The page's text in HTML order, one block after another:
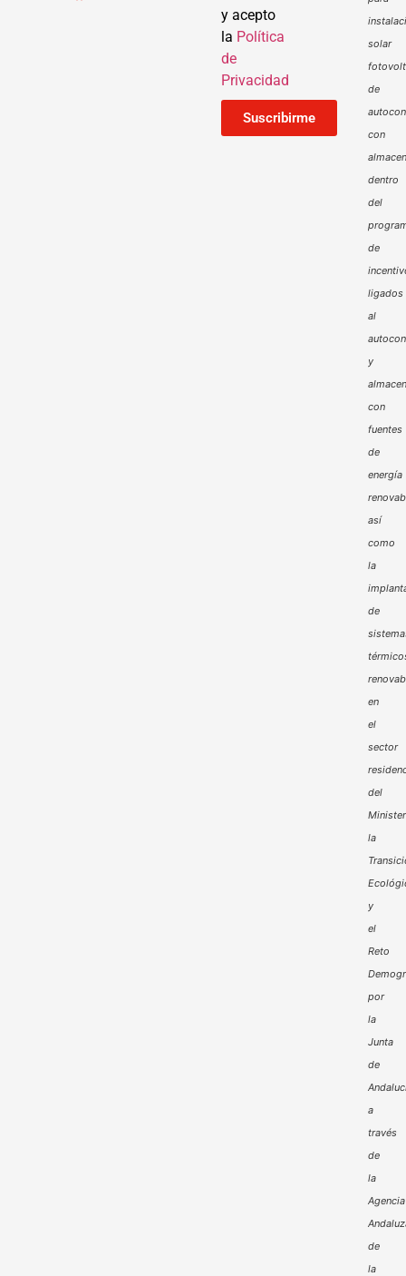
y acepto
la Política
de
Privacidad
Suscribirme
solar
de
con
dentro
del
de
ligados
al
y
con
fuentes
de
energía
así
como
la
de
en
el
sector
del
la
y
el
Reto
por
la
Junta
de
a
través
de
la
Agencia
de
la